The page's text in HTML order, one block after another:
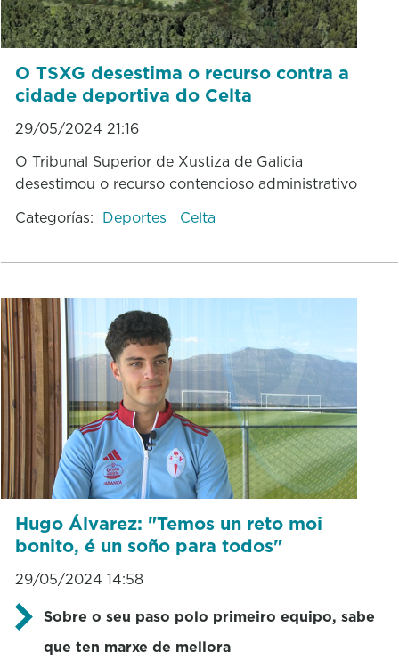
O TSXG desestima o recurso contra a
cidade deportiva do Celta
29/05/2024 21:16
O Tribunal Superior de Xustiza de Galicia
desestimou o recurso contencioso administrativo
Categorías: Deportes Celta
Hugo Álvarez: "Temos un reto moi
bonito, é un soño para todos"
29/05/2024 14:58
Sobre o seu paso polo primeiro equipo, sabe
que ten marxe de mellora